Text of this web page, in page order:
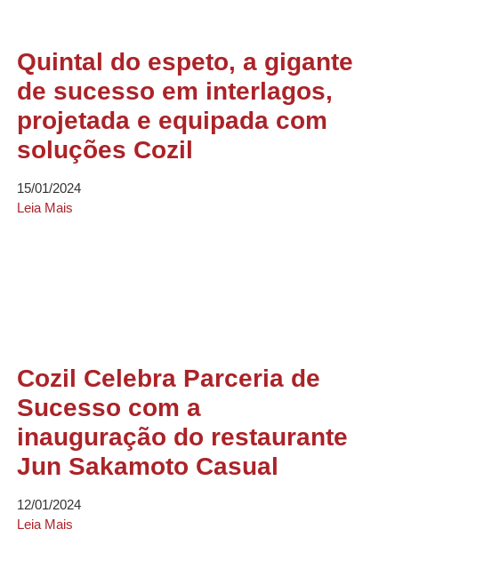
Quintal do espeto, a gigante
de sucesso em interlagos,
projetada e equipada com
soluções Cozil
15/01/2024
Leia Mais
Cozil Celebra Parceria de
Sucesso com a
inauguração do restaurante
Jun Sakamoto Casual
12/01/2024
Leia Mais